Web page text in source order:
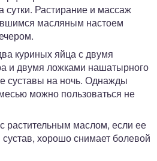
сутки. Растирание и массаж
масляным настоем
куриных яйца с двумя
и двумя ложками нашатырного
суставы на ночь. Однажды
можно пользоваться не
растительным маслом, если ее
сустав, хорошо снимает болевой